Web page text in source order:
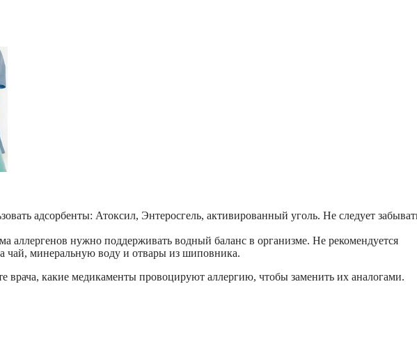
адсорбенты: Атоксил, Энтеросгель, активированный уголь. Не следует
аллергенов нужно поддерживать водный баланс в организме. Не рекомендуется
чай, минеральную воду и отвары из шиповника.
врача, какие медикаменты провоцируют аллергию, чтобы заменить их аналогами.